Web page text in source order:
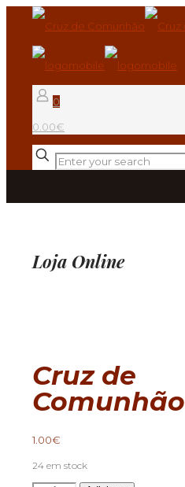
0
0.00€
Loja Online
Cruz de
Comunhão
1.00€
24 em stock